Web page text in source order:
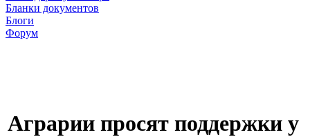
Бланки документов
Блоги
Форум
Аграрии просят поддержки у